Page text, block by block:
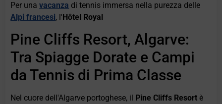
Per unavacanza di tennis immersa nella purezza delle
Alpi francesi, l' Hôtel Royal
Pine Cliffs Resort, Algarve:
Tra Spiagge Dorate e Campi
da Tennis di Prima Classe
Nel cuore dell'Algarve portoghese, il Pine Cliffs Resort è